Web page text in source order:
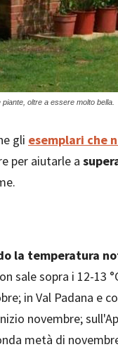
oltre a essere molto bella.
gli esemplari che
per aiutarle a
la temperatura
sale sopra i 12-13
in Val Padana e
novembre;
metà di